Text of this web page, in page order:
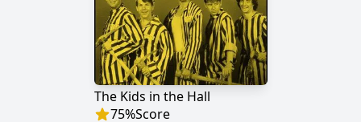
The Kids in the Hall
75%Score